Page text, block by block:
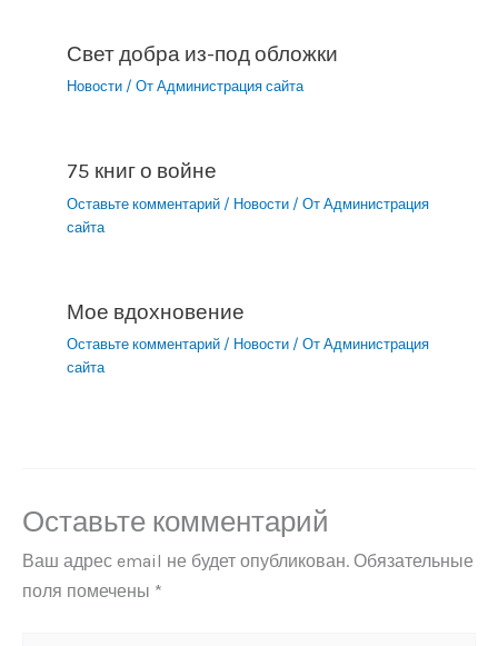
Свет добра из-под обложки
Новости / От Администрация сайта
75 книг о войне
Оставьте комментарий / Новости / От Администрация
сайта
Мое вдохновение
Оставьте комментарий / Новости / От Администрация
сайта
Оставьте комментарий
Ваш адрес email не будет опубликован. Обязательные
поля помечены *